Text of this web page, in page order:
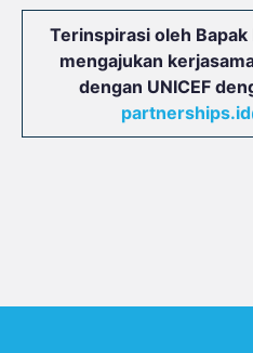
Terinspirasi oleh Bapak
mengajukan
dengan UNICEF